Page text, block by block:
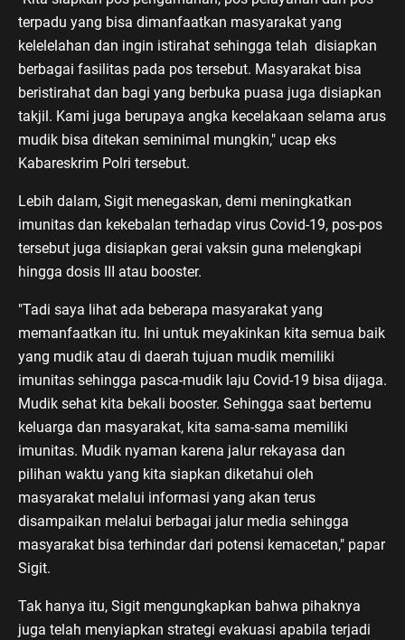
terpadu yang bisa dimanfaatkan masyarakat yang
kelelelahan dan ingin istirahat sehingga telah disiapkan
berbagai fasilitas pada pos tersebut. Masyarakat bisa
beristirahat dan bagi yang berbuka puasa juga disiapkan
takjil. Kami juga berupaya angka kecelakaan selama arus
mudik bisa ditekan seminimal mungkin," ucap eks
Kabareskrim Polri tersebut.
Lebih dalam, Sigit menegaskan, demi meningkatkan
imunitas dan kekebalan terhadap virus Covid-19, pos-pos
tersebut juga disiapkan gerai vaksin guna melengkapi
hingga dosis III atau booster.
"Tadi saya lihat ada beberapa masyarakat yang
memanfaatkan itu. Ini untuk meyakinkan kita semua baik
yang mudik atau di daerah tujuan mudik memiliki
imunitas sehingga pasca-mudik laju Covid-19 bisa dijaga.
Mudik sehat kita bekali booster. Sehingga saat bertemu
keluarga dan masyarakat, kita sama-sama memiliki
imunitas. Mudik nyaman karena jalur rekayasa dan
pilihan waktu yang kita siapkan diketahui oleh
masyarakat melalui informasi yang akan terus
disampaikan melalui berbagai jalur media sehingga
masyarakat bisa terhindar dari potensi kemacetan," papar
Sigit.
Tak hanya itu, Sigit mengungkapkan bahwa pihaknya
juga telah menyiapkan strategi evakuasi apabila terjadi